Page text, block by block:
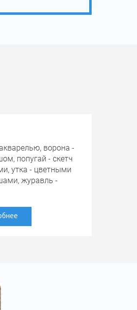
ворона -
попугай - скетч
утка - цветными
журавль -